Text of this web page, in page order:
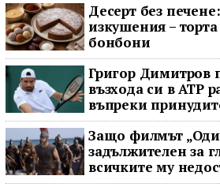
Десерт без
изкушения –
бонбони
Григор Димитров
възхода си в ATP
въпреки
Защо филмът
задължителен за
всичките му